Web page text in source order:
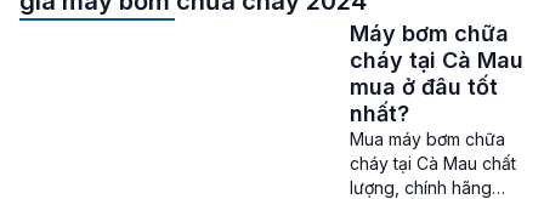
Máy bơm chữa
cháy tại Cà Mau
mua ở đâu tốt
nhất?
Mua máy bơm chữa
cháy tại Cà Mau chất
lượng, chính hãng